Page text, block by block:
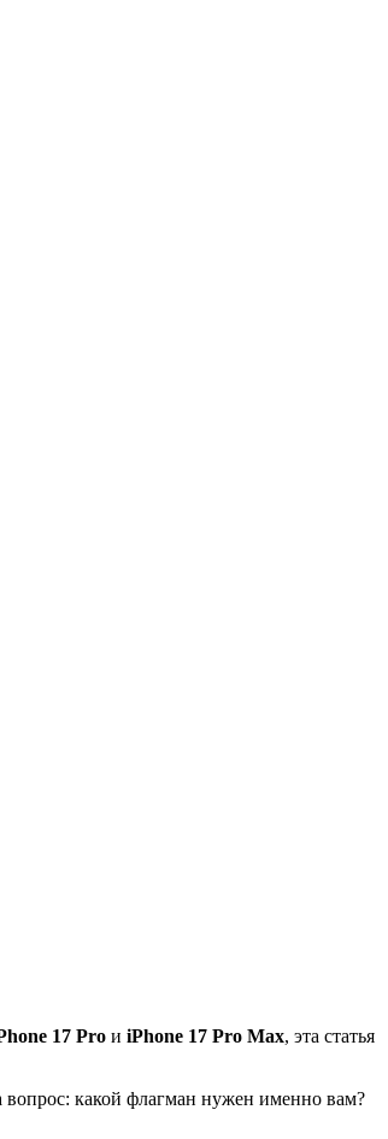
17 Pro и iPhone 17 Pro Max, эта статья
какой флагман нужен именно вам?